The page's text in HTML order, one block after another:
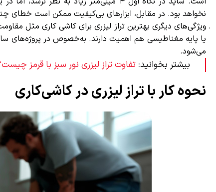
نخواهد بود. در مقابل، ابزارهای بی‌کیفیت ممکن است خطای
ویژگی‌های دیگری بهترین تراز لیزری برای کاشی کاری مثل
یا پایه مغناطیسی هم اهمیت دارند. به‌خصوص در پروژه‌های
می‌شود.
بیشتر بخوانید:تفاوت تراز لیزری نور سبز با قرمز چیست؟
نحوه کار با تراز لیزری در کاشی‌کاری